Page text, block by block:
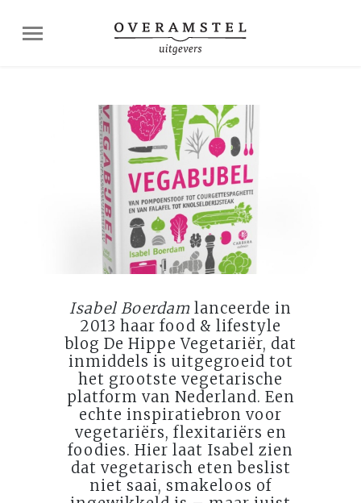
Isabel Boerdam lanceerde in
2013 haar food & lifestyle
blog De Hippe Vegetariër, dat
inmiddels is uitgegroeid tot
het grootste vegetarische
platform van Nederland. Een
echte inspiratiebron voor
vegetariërs, flexitariërs en
foodies. Hier laat Isabel zien
dat vegetarisch eten beslist
niet saai, smakeloos of